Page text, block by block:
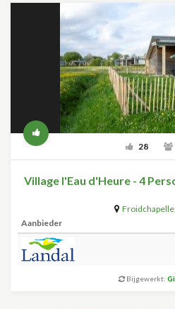
28
Village l'Eau d'Heure - 4
Froidchapelle,
Aanbieder
Bijgewerkt: